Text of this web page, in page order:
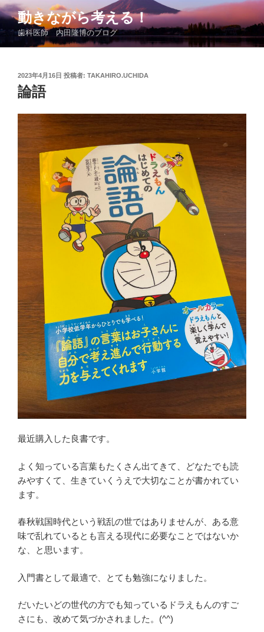
コ
ン
テ
ン
動きながら考える！
歯科医師 内田隆博のブログ
投
稿
日:
2023年4月16日 投稿者: TAKAHIRO.UCHIDA
論語
最近購入した良書です。
よく知っている言葉もたくさん出てきて、どなたでも読
みやすくて、生きていくうえで大切なことが書かれてい
ます。
春秋戦国時代という戦乱の世ではありませんが、ある意
味で乱れているとも言える現代に必要なことではないか
な、と思います。
入門書として最適で、とても勉強になりました。
だいたいどの世代の方でも知っているドラえもんのすご
さにも、改めて気づかされました。(^^)